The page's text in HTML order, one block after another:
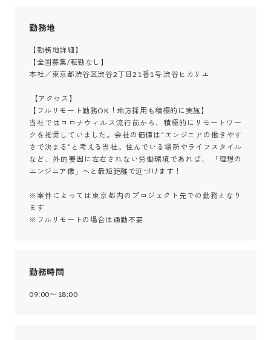
勤務地
【勤務地詳細】
【全国募集/転勤なし】
本社／東京都渋谷区渋谷2丁目21番1号 渋谷ヒカリエ
【フルリモート勤務OK！地方採用も積極的に実施】
当社ではコロナウィルス流行前から、積極的にリモートワー
クを推奨していました。会社の価値は“エンジニアの働きやす
さで決まる”と考える当社。住んでいる場所やライフスタイル
など、外的要因に左右されない労働環境であれば、 「理想の
エンジニア像」へと最短距離で近づけます！
※案件によっては東京都内のプロジェクト先での勤務となり
ます
※フルリモートの場合は通勤不要
勤務時間
09:00〜18:00